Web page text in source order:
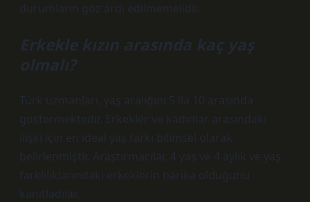
durumların göz ardı edilmemelidir.
Erkekle kızın arasında kaç yaş
olmalı?
Türk uzmanları, yaş aralığını 5 ila 10 arasında
göstermektedir. Erkekler ve kadınlar arasındaki
ilişki için en ideal yaş farkı bilimsel olarak
belirlenmiştir. Araştırmacılar, 4 yaş ve 4 aylık ve yaş
farklılıklarındaki erkeklerin harika olduğunu
kanıtladılar.